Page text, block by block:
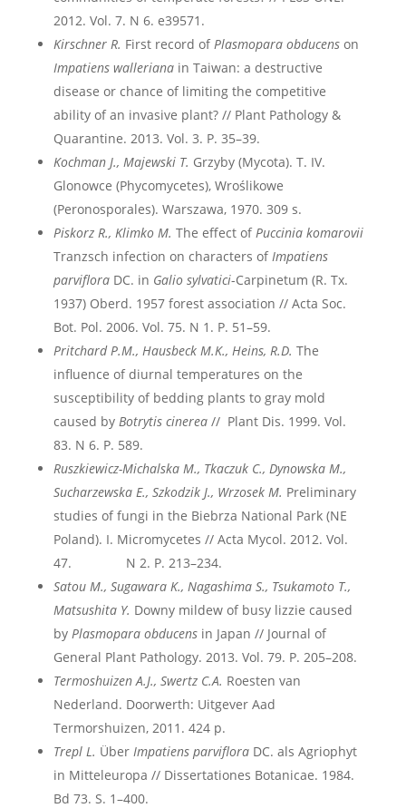
2012. Vol. 7. N 6. e39571.
Kirschner R. First record ofPlasmopara obducenson
Impatiens wallerianain Taiwan: a destructive
disease or chance of limiting the competitive
ability of an invasive plant? // Plant Pathology &
Quarantine. 2013. Vol. 3. P. 35–39.
Kochman J., Majewski T. Grzyby (Mycota). T. IV.
Glonowce (Phycomycetes), Wroślikowe
(Peronosporales). Warszawa, 1970. 309 s.
Piskorz R., Klimko M. The effect ofPuccinia komarovii
Tranzsch infection on characters ofImpatiens
parvifloraDC. in Galio sylvatici-Carpinetum (R. Tx.
1937) Oberd. 1957 forest association // Acta Soc.
Bot. Pol. 2006. Vol. 75. N 1. P. 51–59.
Pritchard P.M., Hausbeck M.K., Heins, R.D. The
influence of diurnal temperatures on the
susceptibility of bedding plants to gray mold
caused by Botrytis cinerea// Plant Dis. 1999. Vol.
83. N 6. P. 589.
Ruszkiewicz-Michalska M., Tkaczuk C., Dynowska M.,
Sucharzewska E., Szkodzik J., Wrzosek M. Preliminary
studies of fungi in the Biebrza National Park (NE
Poland). I. Micromycetes // Acta Mycol. 2012. Vol.
47. N 2. P. 213–234.
Satou M., Sugawara K., Nagashima S., Tsukamoto T.,
Matsushita Y. Downy mildew of busy lizzie caused
by Plasmopara obducensin Japan // Journal of
General Plant Pathology. 2013. Vol. 79. P. 205–208.
Termoshuizen A.J., Swertz C.A. Roesten van
Nederland. Doorwerth: Uitgever Aad
Termorshuizen, 2011. 424 p.
Trepl L. Über Impatiens parvifloraDC. als Agriophyt
in Mitteleuropa // Dissertationes Botanicae. 1984.
Bd 73. S. 1–400.